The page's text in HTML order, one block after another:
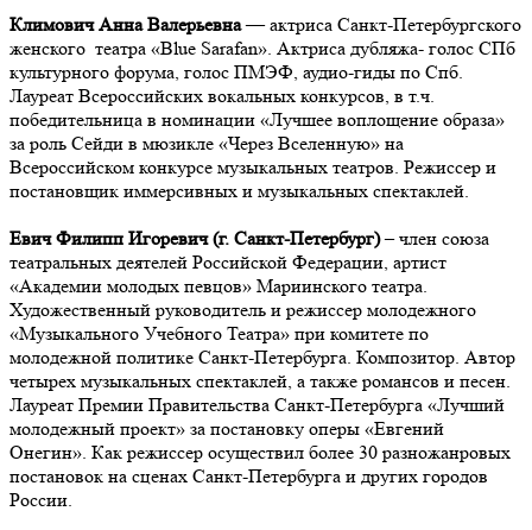
Климович Анна Валерьевна— актриса Санкт-Петербургского
женского театра «Blue Sarafan». Актриса дубляжа- голос СПб
культурного форума, голос ПМЭФ, аудио-гиды по Спб.
Лауреат Всероссийских вокальных конкурсов, в т.ч.
победительница в номинации «Лучшее воплощение образа»
за роль Сейди в мюзикле «Через Вселенную» на
Всероссийском конкурсе музыкальных театров. Режиссер и
постановщик иммерсивных и музыкальных спектаклей.
Евич Филипп Игоревич (г. Санкт-Петербург)– член союза
театральных деятелей Российской Федерации, артист
«Академии молодых певцов» Мариинского театра.
Художественный руководитель и режиссер молодежного
«Музыкального Учебного Театра» при комитете по
молодежной политике Санкт-Петербурга. Композитор. Автор
четырех музыкальных спектаклей, а также романсов и песен.
Лауреат Премии Правительства Санкт-Петербурга «Лучший
молодежный проект» за постановку оперы «Евгений
Онегин». Как режиссер осуществил более 30 разножанровых
постановок на сценах Санкт-Петербурга и других городов
России.